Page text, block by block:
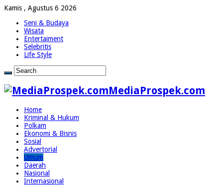
Kamis , Agustus 6 2026
Seni & Budaya
Wisata
Entertaiment
Selebritis
Life Style
MediaProspek.com
Home
Kriminal & Hukum
Polkam
Ekonomi & Bisnis
Sosial
Advertorial
Umum
Daerah
Nasional
Internasional